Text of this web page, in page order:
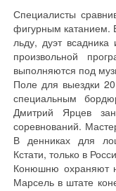
Специалисты
фигурным катанием.
льду, дуэт
произвольной
выполняются под
Поле для выездки
специальным
Дмитрий Ярцев
соревнований.
В денниках для
Кстати, только в
Конюшню охраняют
Марсель в штате